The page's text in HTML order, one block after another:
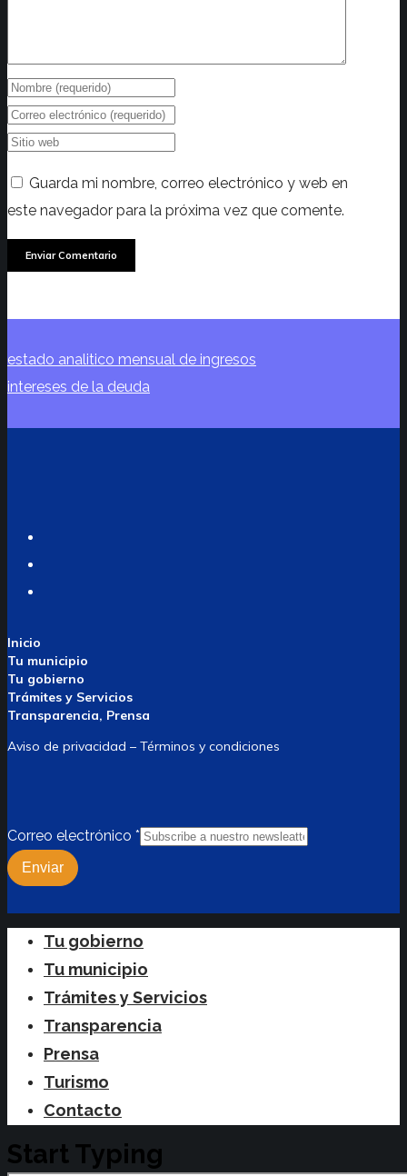
Guarda mi nombre, correo electrónico y web en
este navegador para la próxima vez que comente.
estado analitico mensual de ingresos
intereses de la deuda
Inicio
Tu municipio
Tu gobierno
Trámites y Servicios
Transparencia, Prensa
Aviso de privacidad – Términos y condiciones
Correo electrónico *
Enviar
Close
Menu
Tu gobierno
Tu municipio
Trámites y Servicios
Transparencia
Prensa
Turismo
Contacto
Start Typing